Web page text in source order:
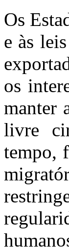
Os
e às
os
manter
livre
tempo,